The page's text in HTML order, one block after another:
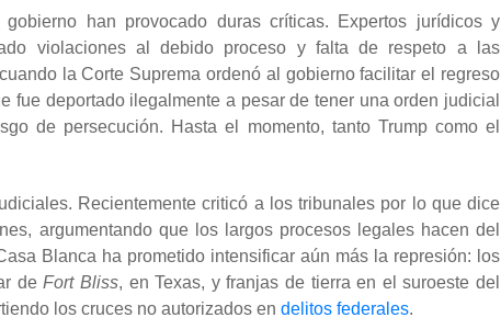
han provocado duras críticas. Expertos jurídicos y
violaciones al debido proceso y falta de respeto a las
la Corte Suprema ordenó al gobierno facilitar el regreso
fue deportado ilegalmente a pesar de tener una orden judicial
de persecución. Hasta el momento, tanto Trump como el
Recientemente criticó a los tribunales por lo que dice
argumentando que los largos procesos legales hacen del
Blanca ha prometido intensificar aún más la represión: los
deFort Bliss, en Texas, y franjas de tierra en el suroeste del
los cruces no autorizados en delitos federales.